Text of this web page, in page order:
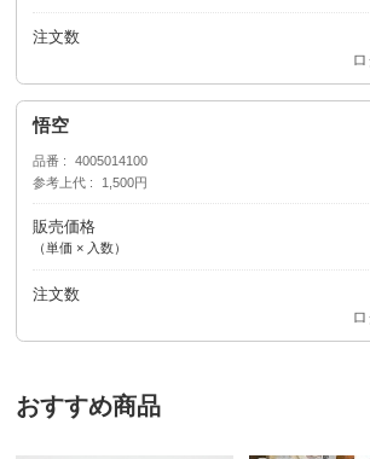
注文数
悟空
品番
4005014100
参考上代
1,500円
販売価格
（単価 × 入数）
注文数
おすすめ商品